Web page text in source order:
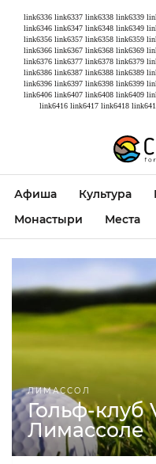
link6336 link6337 link6338 link6339
link6346 link6347 link6348 link6349
link6356 link6357 link6358 link6359
link6366 link6367 link6368 link6369
link6376 link6377 link6378 link6379
link6386 link6387 link6388 link6389
link6396 link6397 link6398 link6399
link6406 link6407 link6408 link6409
link6416 link6417 link6418
Афиша Культура
Монастыри
Места
ЛИМАССОЛ
Гольф-клуб
Лимассоле